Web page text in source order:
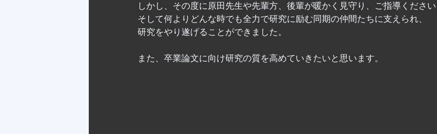
しかし、その度に原田先生や先輩方、後輩が暖かく見守り、ご指導くださ
そして何よりどんな時でも全力で研究に励む同期の仲間たちに支えられ、
研究をやり遂げることができました。
また、卒業論文に向け研究の質を高めていきたいと思います。